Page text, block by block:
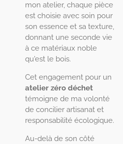
mon atelier, chaque pièce
est choisie avec soin pour
son essence et sa texture,
donnant une seconde vie
à ce matériaux noble
qu'est le bois.
Cet engagement pour un
atelier zéro déchet
témoigne de ma volonté
de concilier artisanat et
responsabilité écologique.
Au-delà de son côté